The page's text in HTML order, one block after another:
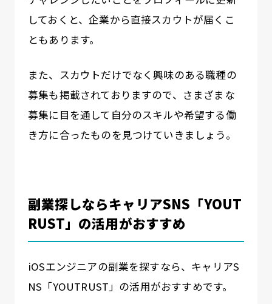
しておくと、企業から直接スカウトが届くこ
ともあります。
また、スカウトだけでなく興味のある職種の
募集も掲載されておりますので、さまざまな
募集に目を通して自分のスキルや希望する働
き方に合ったものを見つけていきましょう。
副業探しならキャリアSNS「YOUT
RUST」の活用がおすすめ
iOSエンジニアの副業を探すなら、キャリアS
NS「YOUTRUST」の活用がおすすめです。